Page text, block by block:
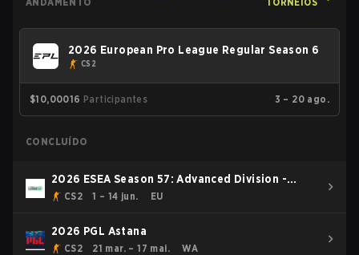
2026 European Pro League Regular Season 6
CS2
$10,00016 Participantes 3 – 20 ago.
CONCLUÍDO
2026 ESEA Season 57: Advanced Division -
Europe
CS2 1 – 14 jun. EU
2026 PGL Astana
CS2 21 mar. – 17 mai. WA